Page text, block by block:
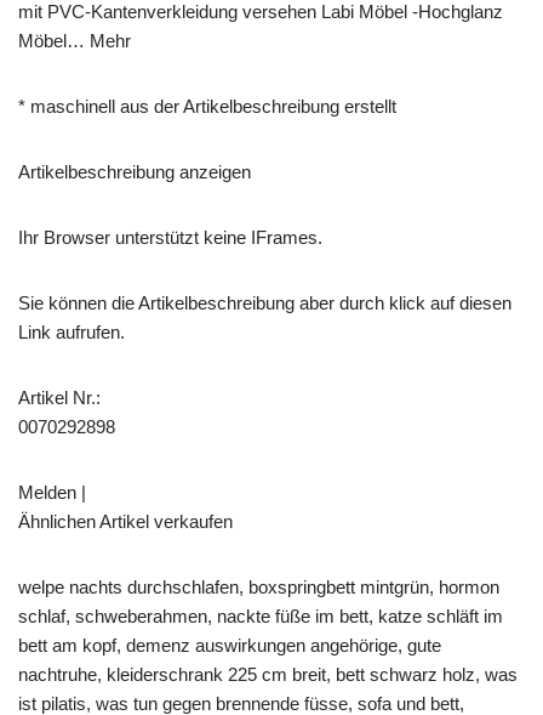
mit PVC-Kantenverkleidung versehen Labi Möbel -Hochglanz
Möbel… Mehr
* maschinell aus der Artikelbeschreibung erstellt
Artikelbeschreibung anzeigen
Ihr Browser unterstützt keine IFrames.
Sie können die Artikelbeschreibung aber durch klick auf diesen
Link aufrufen.
Artikel Nr.:
0070292898
Melden |
Ähnlichen Artikel verkaufen
welpe nachts durchschlafen, boxspringbett mintgrün, hormon
schlaf, schweberahmen, nackte füße im bett, katze schläft im
bett am kopf, demenz auswirkungen angehörige, gute
nachtruhe, kleiderschrank 225 cm breit, bett schwarz holz, was
ist pilatis, was tun gegen brennende füsse, sofa und bett,